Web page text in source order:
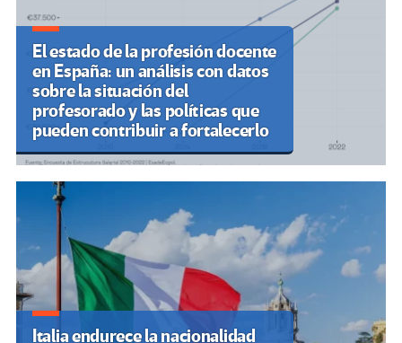
El estado de la profesión docente
en España: un análisis con datos
sobre la situación del
profesorado y las políticas que
pueden contribuir a fortalecerlo
Italia endurece la nacionalidad